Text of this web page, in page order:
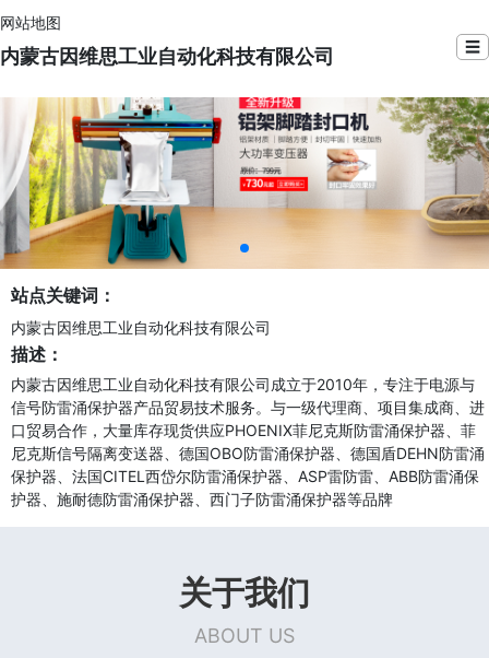
网站地图
内蒙古因维思工业自动化科技有限公司 ☰
站点关键词：
内蒙古因维思工业自动化科技有限公司
描述：
内蒙古因维思工业自动化科技有限公司成立于2010年，专注于电源与
信号防雷涌保护器产品贸易技术服务。与一级代理商、项目集成商、进
口贸易合作，大量库存现货供应PHOENIX菲尼克斯防雷涌保护器、菲
尼克斯信号隔离变送器、德国OBO防雷涌保护器、德国盾DEHN防雷涌
保护器、法国CITEL西岱尔防雷涌保护器、ASP雷防雷、ABB防雷涌保
护器、施耐德防雷涌保护器、西门子防雷涌保护器等品牌
关于我们
ABOUT US